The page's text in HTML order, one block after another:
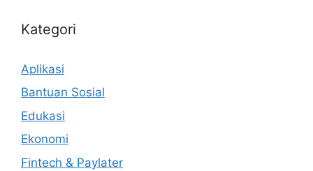
Kategori
Aplikasi
Bantuan Sosial
Edukasi
Ekonomi
Fintech & Paylater